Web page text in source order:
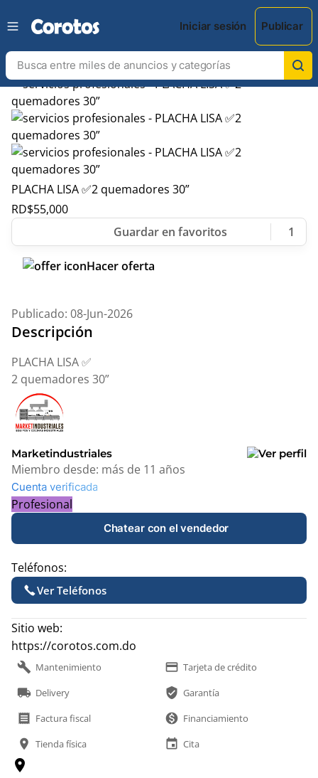
Iniciar sesión Publicar
PLACHA LISA ✅2 quemadores 30”
RD$55,000
1
Hacer oferta
Publicado: 08-Jun-2026
Descripción
PLACHA LISA ✅
2 quemadores 30”
Marketindustriales
Miembro desde: más de 11 años
Cuenta verificada
Profesional
Chatear con el vendedor
Teléfonos:
Ver Teléfonos
Sitio web:
https://corotos.com.do
build Mantenimiento payment Tarjeta de crédito
local_shipping Delivery verified_user Garantía
receipt Factura fiscal monetization_on Financiamiento
location_on Tienda física event Cita
location_on